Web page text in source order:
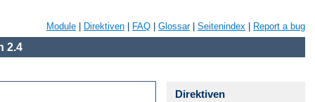
Module Direktiven FAQ Glossar| Seitenindex Report a bug
2.4
Direktiven